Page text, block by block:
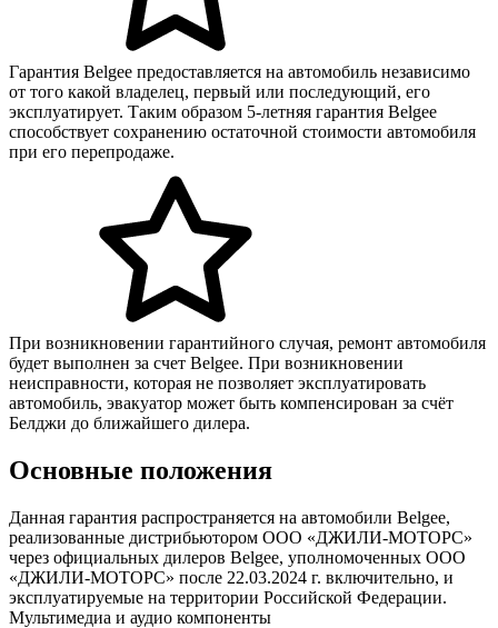
Гарантия Belgee предоставляется на автомобиль независимо
от того какой владелец, первый или последующий, его
эксплуатирует. Таким образом 5-летняя гарантия Belgee
способствует сохранению остаточной стоимости автомобиля
при его перепродаже.
При возникновении гарантийного случая, ремонт автомобиля
будет выполнен за счет Belgee. При возникновении
неисправности, которая не позволяет эксплуатировать
автомобиль, эвакуатор может быть компенсирован за счёт
Белджи до ближайшего дилера.
Основные положения
Данная гарантия распространяется на автомобили Belgee,
реализованные дистрибьютором ООО «ДЖИЛИ-МОТОРС»
через официальных дилеров Belgee, уполномоченных ООО
«ДЖИЛИ-МОТОРС» после 22.03.2024 г. включительно, и
эксплуатируемые на территории Российской Федерации.
Мультимедиа и аудио компоненты